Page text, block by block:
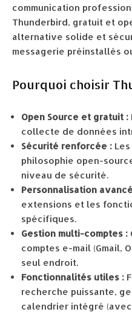
communication
Thunderbird, gratuit et
alternative solide et
messagerie préinstallés
Pourquoi choisir
Open Source et gratuit :
collecte de données
Sécurité renforcée :
philosophie open-
niveau de sécurité.
Personnalisation
extensions et les
spécifiques.
Gestion multi-comptes :
comptes e-mail (Gmail,
seul endroit.
Fonctionnalités utiles :
recherche puissante,
calendrier intégré